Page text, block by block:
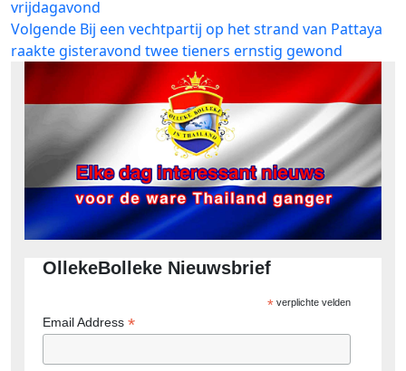
vrijdagavond
Volgende Volgend
bericht:
Bij een vechtpartij op het strand van Pattaya
raakte gisteravond twee tieners ernstig gewond
OllekeBolleke Nieuwsbrief
*verplichte velden
Email Address *